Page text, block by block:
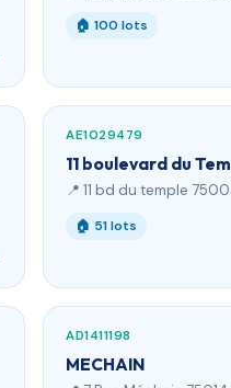
🏠 100 lots
AE1029479
11 boulevard du
📍 11 bd du temple
🏠 51 lots
AD1411198
MECHAIN